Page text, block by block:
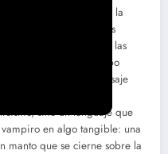
utiliza la
para reflejar estados
que se alargan por las
y el cuerpo
componen un paisaje
sueño febril. El
sino un lenguaje que
en algo tangible: una
manto que se cierne sobre la